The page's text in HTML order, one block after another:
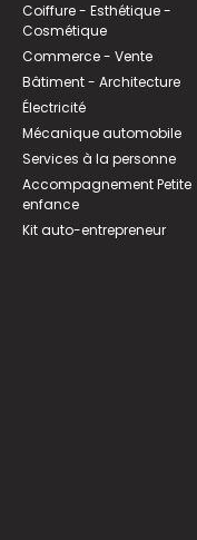
Coiffure - Esthétique -
Cosmétique
Commerce - Vente
Bâtiment - Architecture
Électricité
Mécanique automobile
Services à la personne
Accompagnement Petite
enfance
Kit auto-entrepreneur